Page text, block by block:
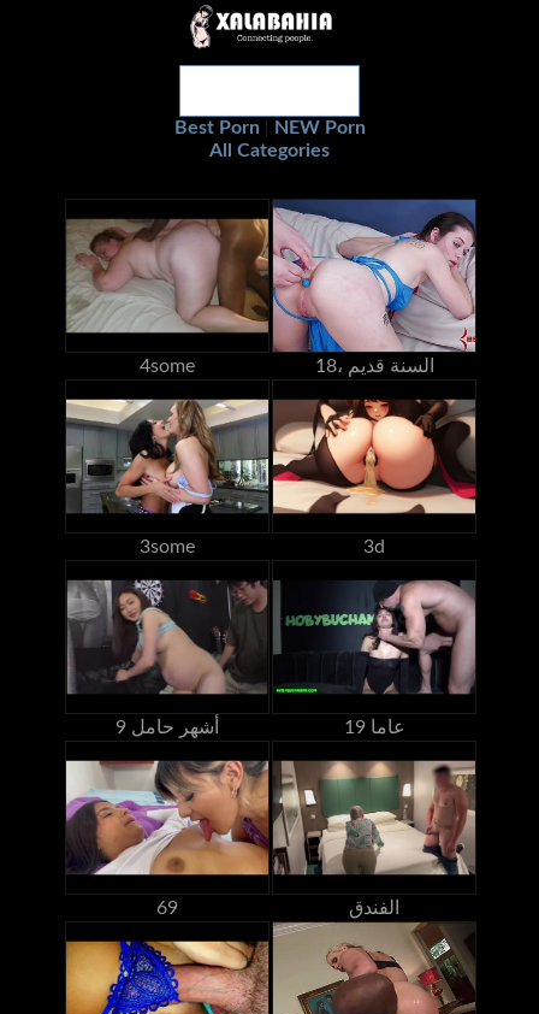
Best Porn
NEW Porn
All Categories
4some 18، السنة قديم
3some 3d
9 أشهر حامل 19 عاما
69 الفندق